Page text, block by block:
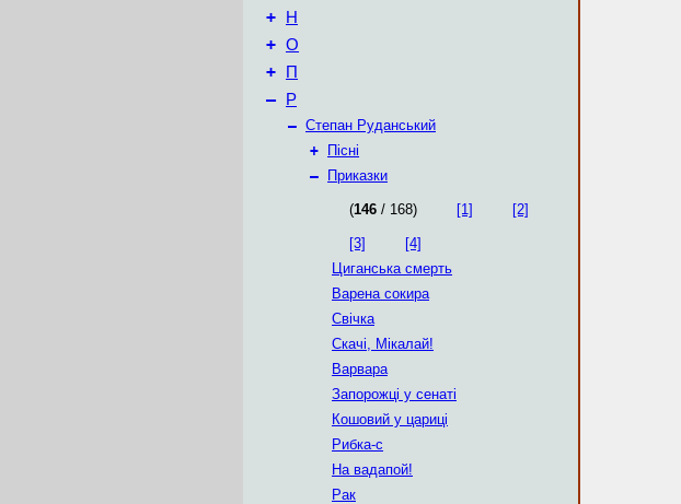
+ Н
+ О
+ П
– Р
– Степан Руданський
+
Пісні
–
Приказки
(146 / 168) [1] [2]
[3]
[4]
Циганська смерть
Варена сокира
Свічка
Скачі, Мікалай!
Варвара
Запорожці у сенаті
Кошовий у цариці
Рибка-с
На вадапой!
Рак